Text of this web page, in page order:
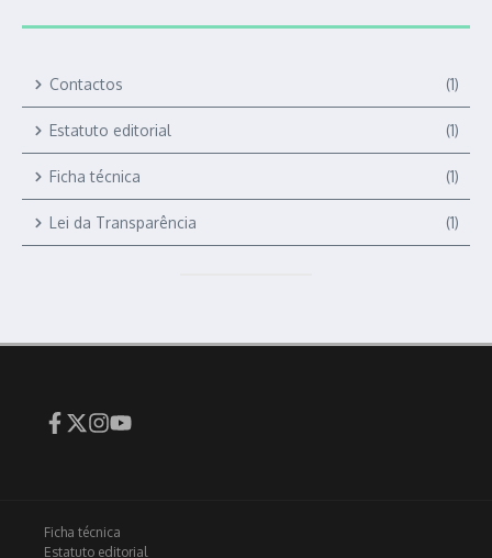
Contactos (1)
Estatuto editorial (1)
Ficha técnica (1)
Lei da Transparência (1)
Ficha técnica
Estatuto editorial